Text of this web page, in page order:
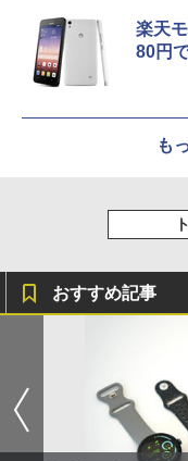
楽天
80円
も
おすすめ記事